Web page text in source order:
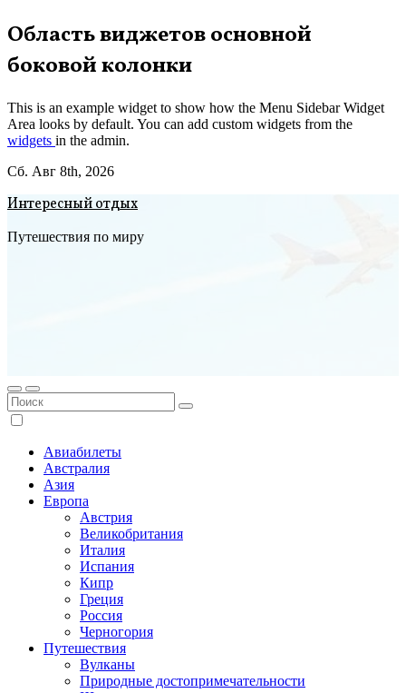
Перейти
к
содержимому
Область виджетов основной
боковой колонки
This is an example widget to show how the Menu Sidebar Widget
Area looks by default. You can add custom widgets from the
widgets in the admin.
Сб. Авг 8th, 2026
Интересный отдых
Путешествия по миру
Авиабилеты
Австралия
Азия
Европа
Австрия
Великобритания
Италия
Испания
Кипр
Греция
Россия
Черногория
Путешествия
Вулканы
Природные достопримечательности